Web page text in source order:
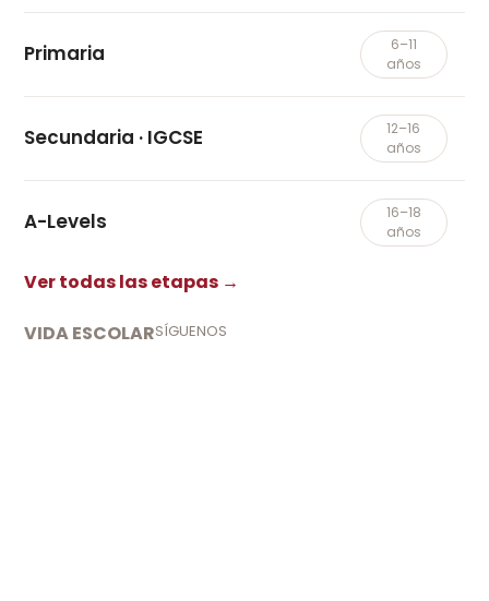
Primaria
6–11
años
Secundaria · IGCSE
12–16
años
A-Levels
16–18
años
Ver todas las etapas →
VIDA ESCOLARSÍGUENOS